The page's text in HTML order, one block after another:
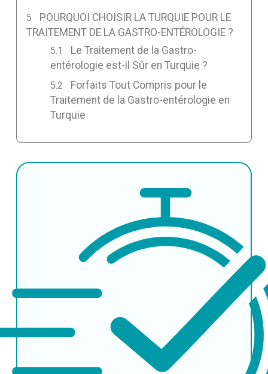
POURQUOI CHOISIR LA TURQUIE POUR LE
TRAITEMENT DE LA GASTRO-ENTÉROLOGIE ?
Le Traitement de la Gastro-
entérologie est-il Sûr en Turquie ?
Forfaits Tout Compris pour le
Traitement de la Gastro-entérologie en
Turquie